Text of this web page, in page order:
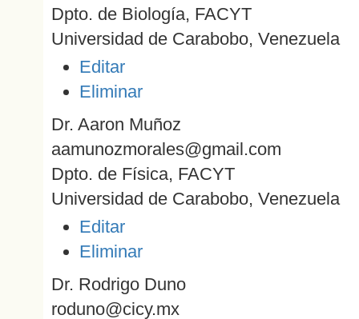
Dpto. de Biología, FACYT
Universidad de Carabobo, Venezuela
Editar
Eliminar
Dr. Aaron Muñoz
aamunozmorales@gmail.com
Dpto. de Física, FACYT
Universidad de Carabobo, Venezuela
Editar
Eliminar
Dr. Rodrigo Duno
roduno@cicy.mx